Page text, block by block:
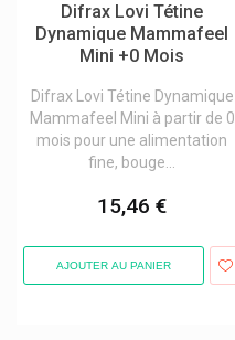
Difrax Lovi Tétine
Dynamique Mammafeel
Mini +0 Mois
Difrax Lovi Tétine Dynamique
Mammafeel Mini à partir de 0
mois pour une alimentation
fine, bouge...
15,46 €
AJOUTER AU PANIER